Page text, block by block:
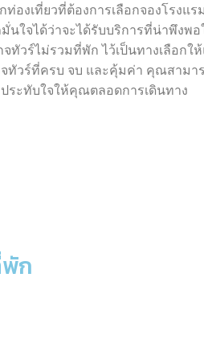
งเที่ยวที่ต้องการเลือกจองโรงแ
นใจได้ว่าจะได้รับบริการที่น่าพึงพ
วร์ไม่รวมที่พัก ไว้เป็นทางเลือกใ
จทัวร์ที่ครบ จบ และคุ้มค่า คุณสามา
ะทับใจให้คุณตลอดการเดินทาง
พัก